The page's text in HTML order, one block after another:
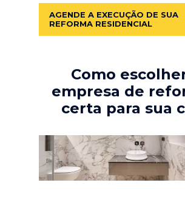
AGENDE A EXECUÇÃO DE SUA
REFORMA RESIDENCIAL
Como
empresa de
certa para sua